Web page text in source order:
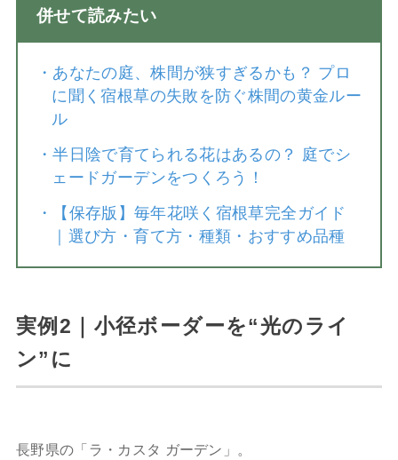
併せて読みたい
・ あなたの庭、株間が狭すぎるかも？ プロ
に聞く宿根草の失敗を防ぐ株間の黄金ルー
ル
・半日陰で育てられる花はあるの？ 庭でシ
ェードガーデンをつくろう！
・
【保存版】毎年花咲く宿根草完全ガイド
｜選び方・育て方・種類・おすすめ品種
実例2｜小径ボーダーを“光のライ
ン”に
長野県の「ラ・カスタ ガーデン」。